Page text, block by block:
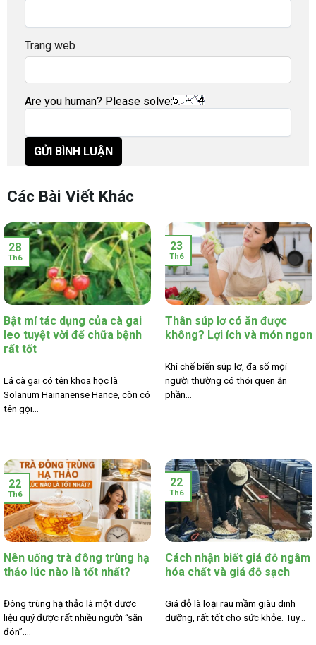
Trang web
Are you human? Please solve:
Các Bài Viết Khác
Bật mí tác dụng của cà gai
leo tuyệt vời để chữa bệnh
rất tốt
Lá cà gai có tên khoa học là
Solanum Hainanense Hance, còn có
tên gọi...
28
Th6
Thân súp lơ có ăn được
không? Lợi ích và món ngon
Khi chế biến súp lơ, đa số mọi
người thường có thói quen ăn
phần...
23
Th6
Nên uống trà đông trùng hạ
thảo lúc nào là tốt nhất?
Đông trùng hạ thảo là một dược
liệu quý được rất nhiều người “săn
đón”....
22
Th6
Cách nhận biết giá đỗ ngâm
hóa chất và giá đỗ sạch
Giá đỗ là loại rau mầm giàu dinh
dưỡng, rất tốt cho sức khỏe. Tuy...
22
Th6